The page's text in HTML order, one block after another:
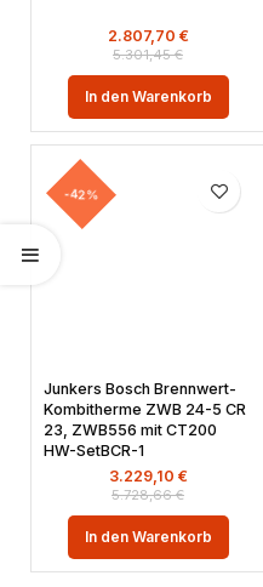
5.301,45€
2.807,70 €
In den Warenkorb
-42%
Junkers Bosch Brennwert-
Kombitherme ZWB 24-5 CR
23, ZWB556 mit CT200
HW-SetBCR-1
5.728,66€
3.229,10 €
In den Warenkorb